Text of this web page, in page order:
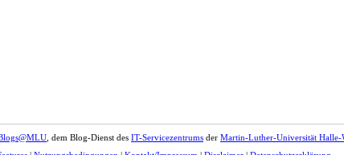
, dem Blog-Dienst des IT-Servicezentrums der Martin-Luther-Universität Halle-